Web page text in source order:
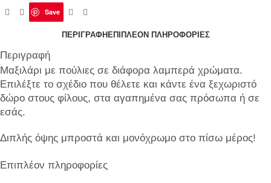
Save
ΠΕΡΙΓΡΑΦΉΕΠΙΠΛΈΟΝ ΠΛΗΡΟΦΟΡΊΕΣ
Περιγραφή
Μαξιλάρι με πούλιες σε διάφορα λαμπερά χρώματα.
Επιλέξτε το σχέδιο που θέλετε και κάντε ένα ξεχωριστό
δώρο στους φίλους, στα αγαπημένα σας πρόσωπα ή σε
εσάς.
Διπλής όψης μπροστά και μονόχρωμο στο πίσω μέρος!
Επιπλέον πληροφορίες